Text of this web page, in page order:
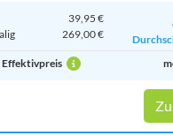
39,95 €
269,00 €
Effektivpreis